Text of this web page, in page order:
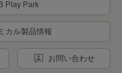
Play Park
カル製品情報
お問い合わせ